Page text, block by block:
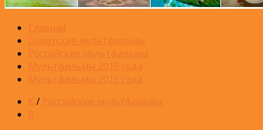
Главная
Советские мультфильмы
Российские мультфильмы
Мультфильмы 2015 года
Мультфильмы 2016 года
К / Российские мультфильмы
0